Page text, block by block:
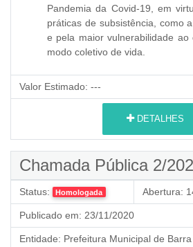
Pandemia da Covid-19, em
práticas de subsistência, como
e pela maior vulnerabilidade
modo coletivo de vida.
Valor Estimado: ---
DETALHES
Chamada Pública 2/
Status: Homologada Abertura:
Publicado em: 23/11/2020
Entidade: Prefeitura Municipal de